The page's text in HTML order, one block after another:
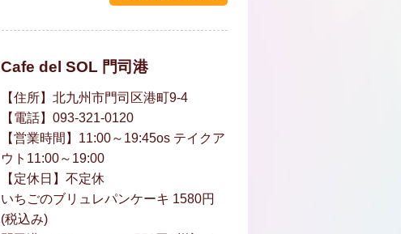
Cafe del SOL 門司港
【住所】北九州市門司区港町9-4
【電話】093-321-0120
【営業時間】11:00～19:45os テイクア
ウト11:00～19:00
【定休日】不定休
いちごのブリュレパンケーキ 1580円
(税込み)